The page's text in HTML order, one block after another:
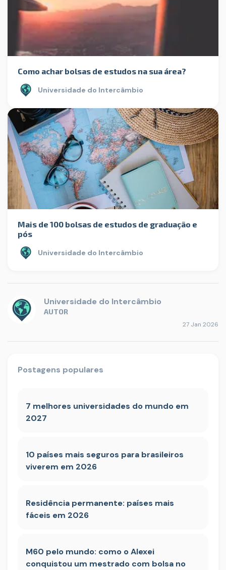
Como achar bolsas de estudos na sua área?
Universidade do Intercâmbio
Mais de 100 bolsas de estudos de graduação e
pós
Universidade do Intercâmbio
Universidade do Intercâmbio
AUTOR
27 Jan 2026
Postagens populares
7 melhores universidades do mundo em
2027
10 países mais seguros para brasileiros
viverem em 2026
Residência permanente: países mais
fáceis em 2026
M60 pelo mundo: como o Alexei
conquistou um mestrado com bolsa no